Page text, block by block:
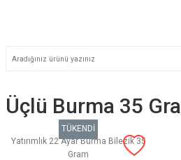
Üçlü Burma 35
TÜKENDİ
Yatırımlık 22 Ayar Burma Bilezik 35
Gram